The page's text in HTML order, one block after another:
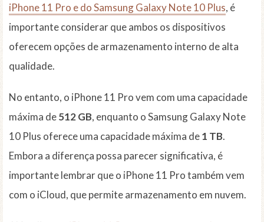
iPhone 11 Pro e do Samsung Galaxy Note 10 Plus, é
importante considerar que ambos os dispositivos
oferecem opções de armazenamento interno de alta
qualidade.
No entanto, o iPhone 11 Pro vem com uma capacidade
máxima de512 GB, enquanto o Samsung Galaxy Note
10 Plus oferece uma capacidade máxima de1 TB.
Embora a diferença possa parecer significativa, é
importante lembrar que o iPhone 11 Pro também vem
com o iCloud, que permite armazenamento em nuvem.